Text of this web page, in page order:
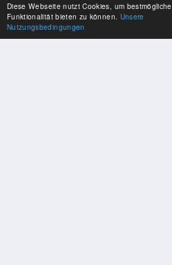
Diese Webseite nutzt Cookies, um bestmögliche
Funktionalität bieten zu können. Unsere
Nutzungsbedingungen